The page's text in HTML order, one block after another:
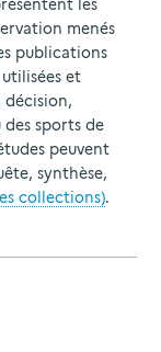
les
menés
publications
et
décision,
des sports de
peuvent
synthèse,
collections).